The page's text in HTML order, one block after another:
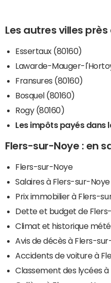
Les autres villes
Essertaux (80160)
Lawarde-Mauger-
Fransures (80160)
Bosquel (80160)
Rogy (80160)
Les impôts payés dans
Flers-sur-Noye : en
Flers-sur-Noye
Salaires à Flers-sur-Noye
Prix immobilier à Flers-
Dette et budget de
Climat et historique
Avis de décès à Flers-
Accidents de voiture à
Classement des lycées